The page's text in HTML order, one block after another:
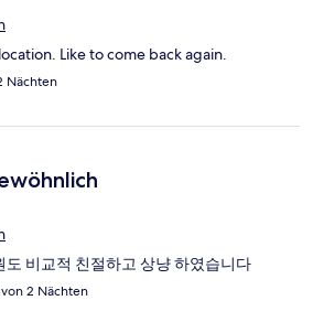
Like to come back again.
Nächten
비교적 친절하고 상냥 하였습니다
2 Nächten